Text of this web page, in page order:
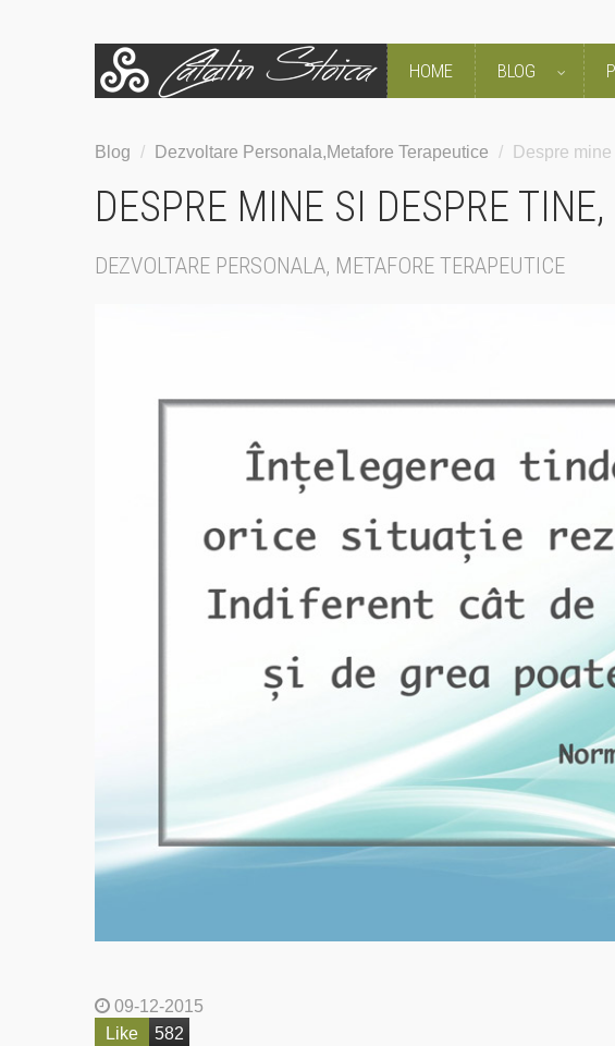
HOME BLOG
Blog / Dezvoltare Personala,Metafore Terapeutice / Despre
DESPRE MINE SI DESPRE
DEZVOLTARE PERSONALA, METAFORE TERAPEUTICE
09-12-2015
Like
582